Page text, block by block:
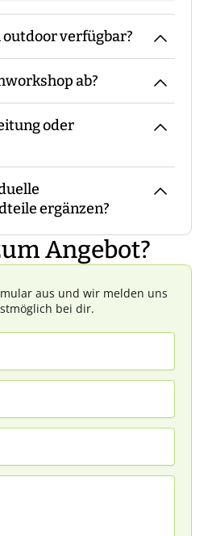
outdoor verfügbar?
aufgrund des
nur indoor durch.
ab?
mit den Materialien
macht die
Einweisung in
bevor es losgeht.
begleitet Euch der
bzw. steht für Fragen
Ende macht der Trainer
oder
ist immer ein
Ort.ergänzen?
nicht möglich.
Angebot?
aus und wir melden uns
bei dir.